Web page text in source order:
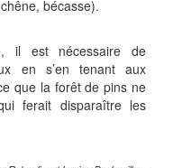
bécasse).
il est nécessaire de
en s’en tenant aux
que la forêt de pins ne
ferait disparaître les